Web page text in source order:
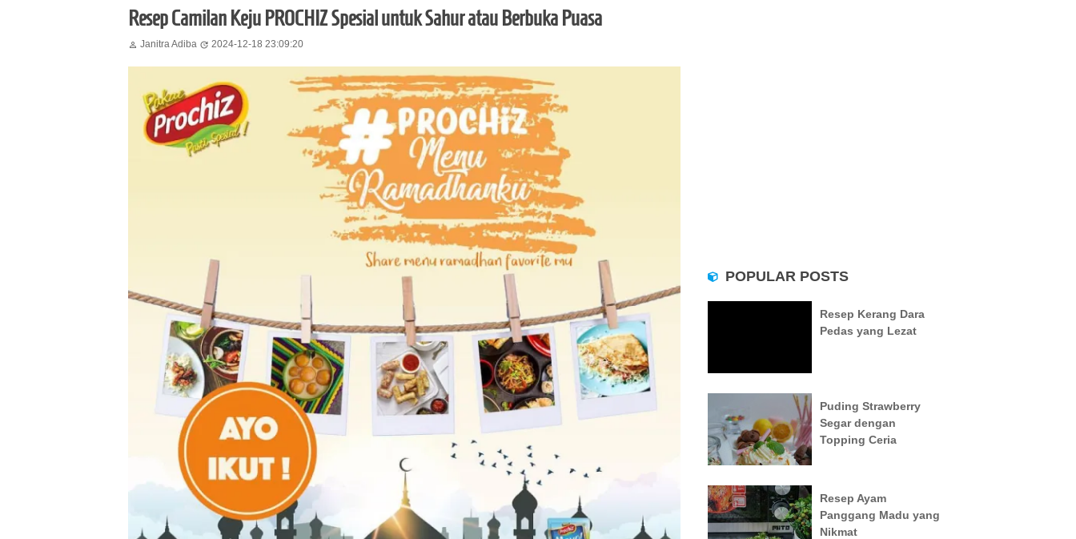
Resep Camilan Keju PROCHIZ Spesial untuk Sahur atau Berbuka Puasa
 Janitra Adiba  2024-12-18 23:09:20
POPULAR POSTS
Resep Kerang Dara
Pedas yang Lezat
Puding Strawberry
Segar dengan
Topping Ceria
Resep Ayam
Panggang Madu yang
Nikmat